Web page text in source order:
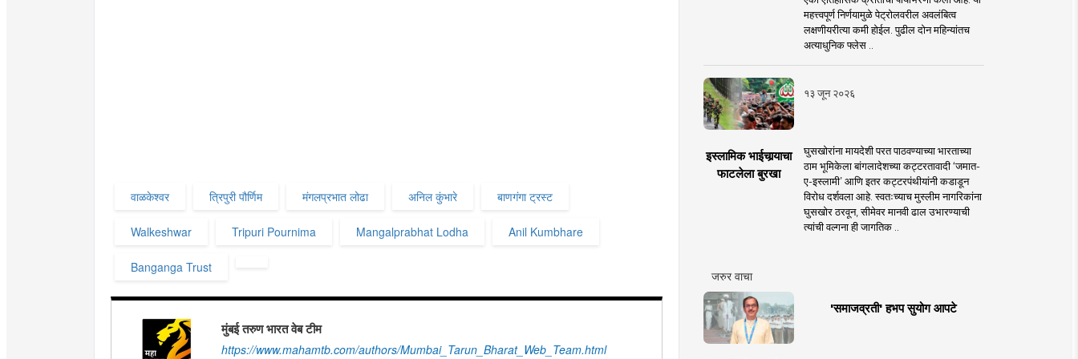
वाळकेश्वर त्रिपुरी पौर्णिम मंगलप्रभात लोढा अनिल कुंभारे बाणगंगा ट्रस्ट
Walkeshwar Tripuri Pournima Mangalprabhat Lodha Anil Kumbhare
Banganga Trust
मुंबई तरुण भारत वेब टीम
https://www.mahamtb.com/authors/Mumbai_Tarun_Bharat_Web_Team.html
महत्त्वपूर्ण निर्णयामुळे पेट्रोलवरील अवलंबित्व
लक्षणीयरीत्या कमी होईल. पुढील दोन महिन्यांतच
अत्याधुनिक फ्लेस ..
१३ जून २०२६
इस्लामिक भाईचार्‍याचा
फाटलेला बुरखा
घुसखोरांना मायदेशी परत पाठवण्याच्या भारताच्या
ठाम भूमिकेला बांगलादेशच्या कट्टरतावादी ‘जमात-
ए-इस्लामी’ आणि इतर कट्टरपंथीयांनी कडाडून
विरोध दर्शवला आहे. स्वतःच्याच मुस्लीम नागरिकांना
घुसखोर ठरवून, सीमेवर मानवी ढाल उभारण्याची
त्यांची वल्गना ही जागतिक ..
जरुर वाचा
'समाजव्रती' हभप सुयोग आपटे